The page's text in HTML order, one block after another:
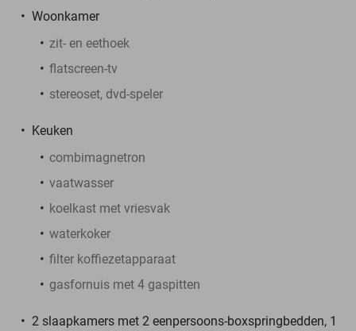
Woonkamer
zit- en eethoek
flatscreen-tv
stereoset, dvd-speler
Keuken
combimagnetron
vaatwasser
koelkast met vriesvak
waterkoker
filter koffiezetapparaat
gasfornuis met 4 gaspitten
2 slaapkamers met 2 eenpersoons-boxspringbedden, 1